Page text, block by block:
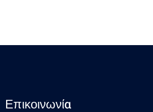
Επικοινωνία